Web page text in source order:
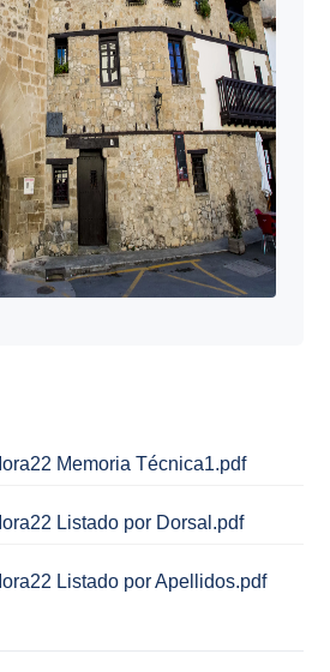
Memoria Técnica1.pdf
Listado por Dorsal.pdf
Listado por Apellidos.pdf